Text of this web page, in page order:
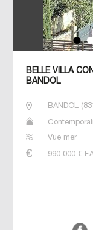
BELLE VILLA
BANDOL
BANDOL(
Vue mer
990 000€